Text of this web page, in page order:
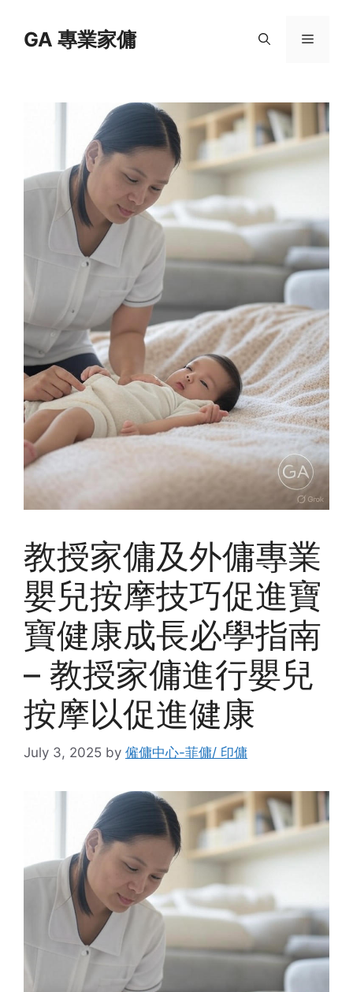
contentGA 專業家傭 Menu
教授家傭及外傭專業
嬰兒按摩技巧促進寶
寶健康成長必學指南
– 教授家傭進行嬰兒
按摩以促進健康
July 3, 2025 by 僱傭中心-菲傭/ 印傭